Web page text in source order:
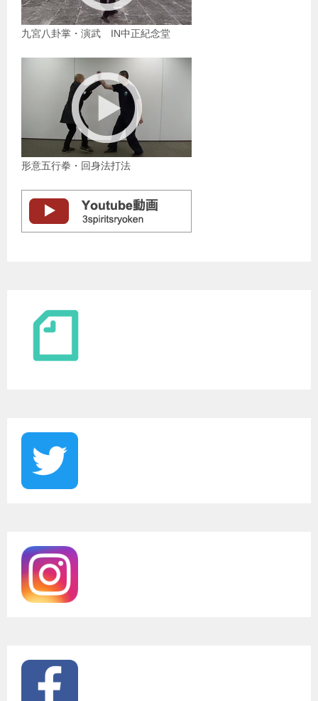
九宮八卦掌・演武 IN中正紀念堂
形意五行拳・回身法打法